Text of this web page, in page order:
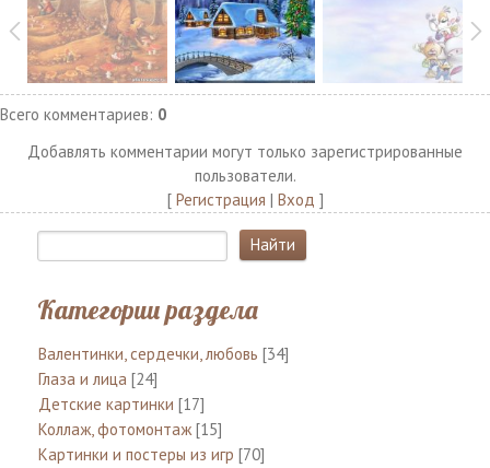
Всего комментариев: 0
Добавлять комментарии могут только зарегистрированные
пользователи.
[ Регистрация | Вход ]
Категории раздела
Валентинки, сердечки, любовь [34]
Глаза и лица [24]
Детские картинки [17]
Коллаж, фотомонтаж [15]
Картинки и постеры из игр [70]